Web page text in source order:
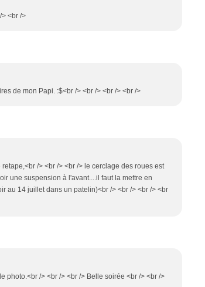
> <br />
de mon Papi. :$<br /> <br /> <br /> <br />
/> <br /> <br /> le cerclage des roues est
une suspension à l'avant....il faut la mettre en
au 14 juillet dans un patelin)<br /> <br /> <br /> <br
photo.<br /> <br /> <br /> Belle soirée <br /> <br />